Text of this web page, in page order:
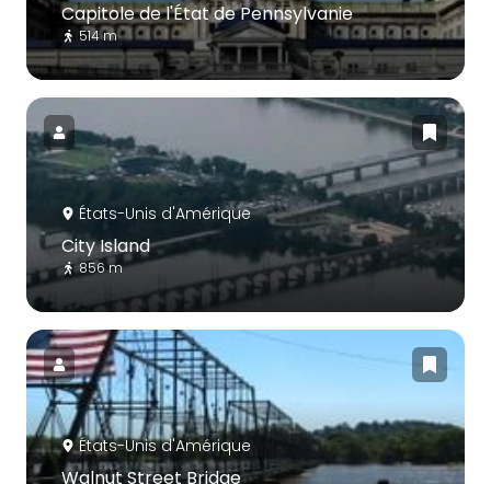
Capitole de l'État de Pennsylvanie
514 m
États-Unis d'Amérique
City Island
856 m
États-Unis d'Amérique
Walnut Street Bridge